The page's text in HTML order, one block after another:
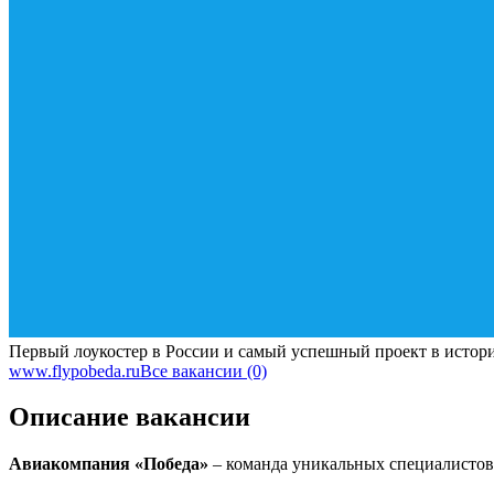
Первый лоукостер в России и самый успешный проект в
www.flypobeda.ruВсе вакансии (0)
Описание вакансии
Авиакомпания «Победа» – команда уникальных